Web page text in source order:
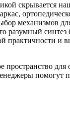
скрывается
механизмов
разумный синтез
практичности и
пространство для
помогут